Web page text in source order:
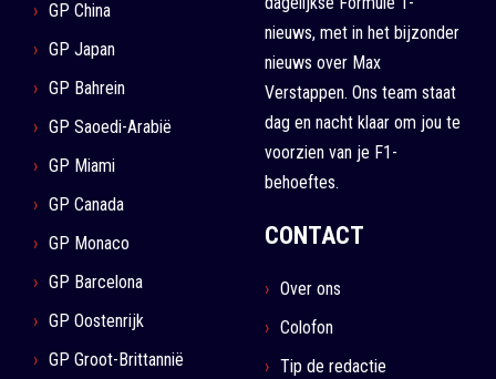
GP China
GP Japan
GP Bahrein
GP Saoedi-Arabië
GP Miami
GP Canada
GP Monaco
GP Barcelona
GP Oostenrijk
GP Groot-Brittannië
nieuws, met in het bijzonder
nieuws over Max
Verstappen. Ons team staat
dag en nacht klaar om jou te
voorzien van je F1-
behoeftes.
CONTACT
Over ons
Colofon
Tip de redactie